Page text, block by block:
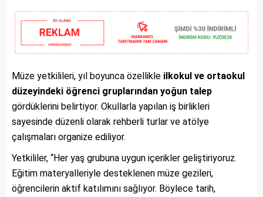
Müze yetkilileri, yıl boyunca özellikle ilkokul ve ortaokul
düzeyindeki öğrenci gruplarından yoğun talep
gördüklerini belirtiyor. Okullarla yapılan iş birlikleri
sayesinde düzenli olarak rehberli turlar ve atölye
çalışmaları organize ediliyor.
Yetkililer, “Her yaş grubuna uygun içerikler geliştiriyoruz.
Eğitim materyalleriyle desteklenen müze gezileri,
öğrencilerin aktif katılımını sağlıyor. Böylece tarih,